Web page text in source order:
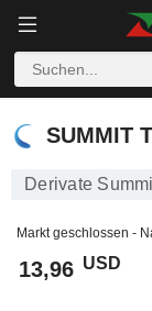
SUMMIT
SUMMIT
Derivate
Markt geschlossen -
13,96 USD